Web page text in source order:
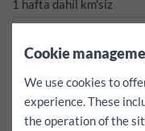
1 hafta dahil km'siz
Tüm araçlarımız
Sayfamizda belirtilen
Vergiler, sigorta harci,
Cookie
We use cookies to
experience. These
the operation of the